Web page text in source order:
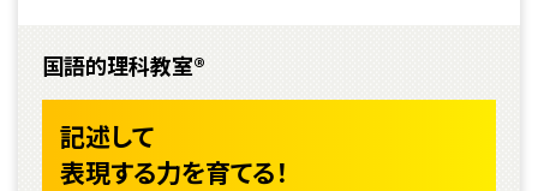
国語的理科教室®
記述して
表現する力を育てる！